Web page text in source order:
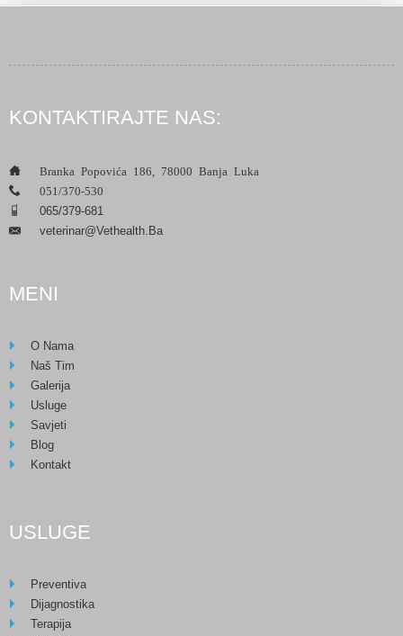
KONTAKTIRAJTE NAS:
Branka Popovića 186, 78000 Banja Luka
051/370-530
065/379-681
Veterinar@vethealth.ba
MENI
O Nama
Naš Tim
Galerija
Usluge
Savjeti
Blog
Kontakt
USLUGE
Preventiva
Dijagnostika
Terapija